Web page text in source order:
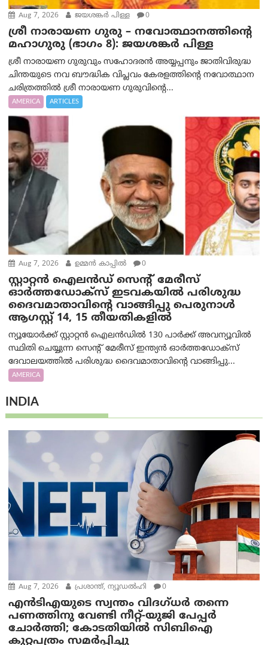
Aug 7, 2026 ജയശങ്കര്‍ പിള്ള 0
ശ്രീ നാരായണ ഗുരു – നവോത്ഥാനത്തിന്റെ
മഹാഗുരു (ഭാഗം 8): ജയശങ്കര്‍ പിള്ള
ശ്രീ നാരായണ ഗുരുവും സഹോദരൻ അയ്യപ്പനും ജാതിവിരുദ്ധ
ചിന്തയുടെ നവ ബൗദ്ധിക വിപ്ലവം കേരളത്തിന്റെ നവോത്ഥാന
ചരിത്രത്തിൽ ശ്രീ നാരായണ ഗുരുവിന്റെ...
AMERICA ARTICLES
Aug 7, 2026 ഉമ്മന്‍ കാപ്പില്‍ 0
സ്റ്റാറ്റൻ ഐലൻഡ് സെന്റ് മേരീസ്
ഓർത്തഡോക്സ് ഇടവകയിൽ പരിശുദ്ധ
ദൈവമാതാവിന്റെ വാങ്ങിപ്പു പെരുനാൾ
ആഗസ്റ്റ് 14, 15 തീയതികളിൽ
ന്യൂയോർക്ക് സ്റ്റാറ്റൻ ഐലൻഡിൽ 130 പാർക്ക് അവന്യൂവിൽ
സ്ഥിതി ചെയ്യുന്ന സെന്റ് മേരീസ് ഇന്ത്യൻ ഓർത്തഡോക്സ്
ദേവാലയത്തിൽ പരിശുദ്ധ ദൈവമാതാവിന്റെ വാങ്ങിപ്പു...
AMERICA
INDIA
Aug 7, 2026 പ്രശാന്ത്, ന്യൂഡല്‍ഹി 0
എൻ‌ടി‌എയുടെ സ്വന്തം വിദഗ്ധർ തന്നെ
പണത്തിനു വേണ്ടി നീറ്റ്-യു‌ജി പേപ്പർ
ചോർത്തി; കോടതിയില്‍ സിബിഐ
കുറ്റപത്രം സമര്‍പ്പിച്ചു